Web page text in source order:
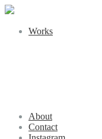
Works
About
Contact